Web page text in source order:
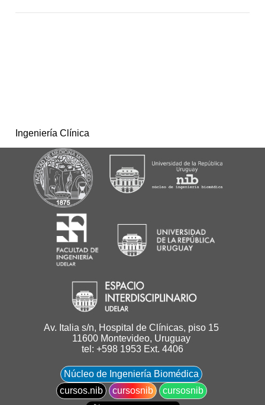
Ingeniería Clínica
Av. Italia s/n, Hospital de Clínicas, piso 15
11600 Montevideo, Uruguay
tel: +598 1953 Ext. 4406
Núcleo de Ingeniería Biomédica
cursos.nib
cursosnib cursosnib